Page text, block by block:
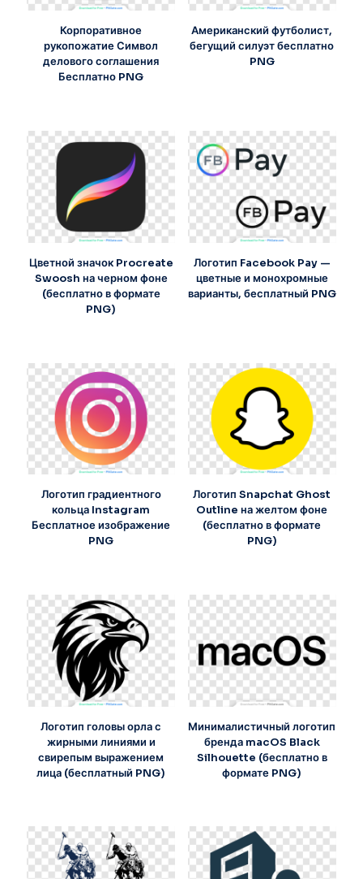
Корпоративное
рукопожатие Символ
делового соглашения
Бесплатно PNG
Американский футболист,
бегущий силуэт бесплатно
PNG
Цветной значок Procreate
Swoosh на черном фоне
(бесплатно в формате
PNG)
Логотип Facebook Pay —
цветные и монохромные
варианты, бесплатный PNG
Логотип градиентного
кольца Instagram
Бесплатное изображение
PNG
Логотип Snapchat Ghost
Outline на желтом фоне
(бесплатно в формате
PNG)
Логотип головы орла с
жирными линиями и
свирепым выражением
лица (бесплатный PNG)
Минималистичный логотип
бренда macOS Black
Silhouette (бесплатно в
формате PNG)